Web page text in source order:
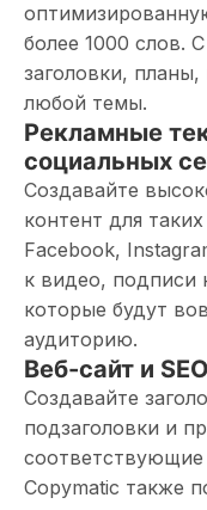
более 1000 слов.
заголовки,
любой темы.
Рекламные
социальных
Создавайте
контент для
Facebook,
к видео, подписи
которые будут
аудиторию.
Веб-сайт и
Создавайте
подзаголовки и
Copymatic также